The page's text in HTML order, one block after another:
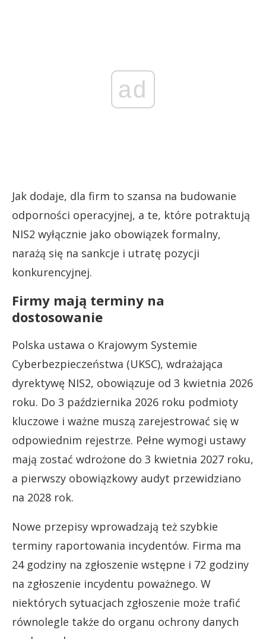
ad
Jak dodaje, dla firm to szansa na budowanie
odporności operacyjnej, a te, które potraktują
NIS2 wyłącznie jako obowiązek formalny,
narażą się na sankcje i utratę pozycji
konkurencyjnej.
Firmy mają terminy na
dostosowanie
Polska ustawa o Krajowym Systemie
Cyberbezpieczeństwa (UKSC), wdrażająca
dyrektywę NIS2, obowiązuje od 3 kwietnia 2026
roku. Do 3 października 2026 roku podmioty
kluczowe i ważne muszą zarejestrować się w
odpowiednim rejestrze. Pełne wymogi ustawy
mają zostać wdrożone do 3 kwietnia 2027 roku,
a pierwszy obowiązkowy audyt przewidziano
na 2028 rok.
Nowe przepisy wprowadzają też szybkie
terminy raportowania incydentów. Firma ma
24 godziny na zgłoszenie wstępne i 72 godziny
na zgłoszenie incydentu poważnego. W
niektórych sytuacjach zgłoszenie może trafić
równolegle także do organu ochrony danych